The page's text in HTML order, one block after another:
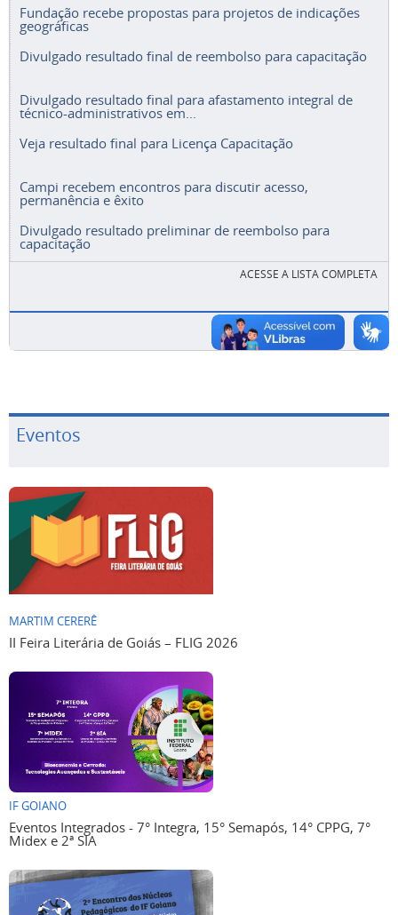
Fundação recebe propostas para projetos de indicações
geográficas
Divulgado resultado final de reembolso para capacitação
Divulgado resultado final para afastamento integral de
técnico-administrativos em...
Veja resultado final para Licença Capacitação
Campi recebem encontros para discutir acesso,
permanência e êxito
Divulgado resultado preliminar de reembolso para
capacitação
ACESSE A LISTA COMPLETA
Eventos
MARTIM CERERÊ
II Feira Literária de Goiás – FLIG 2026
IF GOIANO
Eventos Integrados - 7° Integra, 15° Semapós, 14° CPPG, 7°
Midex e 2ª SIA